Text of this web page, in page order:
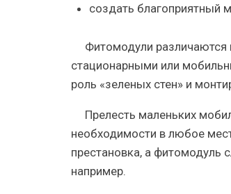
создать благоприятный
Фитомодули
стационарными или
роль «зеленых стен» и
Прелесть маленьких
необходимости в любое
престановка, а фитомодуль
например.